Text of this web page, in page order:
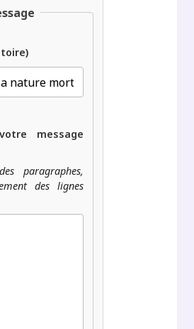
message
paragraphes,
des lignes